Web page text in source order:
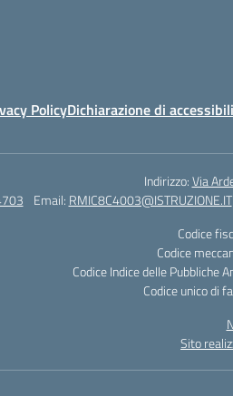
PolicyDichiarazione di
Indirizzo:Via
Email: RMIC8C4003@ISTRUZIONE.IT
Codice
Codice
Codice Indice delle
Codice unico di
Sito